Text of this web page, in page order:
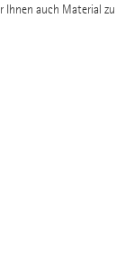
Ihnen auch Material zu